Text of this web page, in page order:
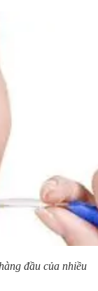
đầu của nhiều